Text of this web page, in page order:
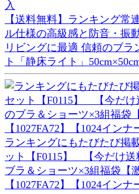
【送料無料】ランキング常
ル仕様の高級感と防音・振
リビングに最適 信頼のブラ
ト「静床ライト」
ランキングにもたびたび掲
ット【F0115】 【今だけ
ブラ＆ショーツ×3組福袋【
【1027FA72】【1024インナ